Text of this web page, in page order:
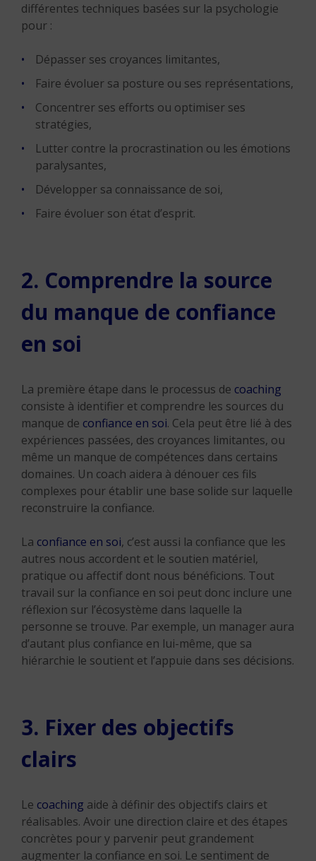
différentes techniques basées sur la psychologie
pour :
Dépasser ses croyances limitantes,
Faire évoluer sa posture ou ses représentations,
Concentrer ses efforts ou optimiser ses
stratégies,
Lutter contre la procrastination ou les émotions
paralysantes,
Développer sa connaissance de soi,
Faire évoluer son état d’esprit.
2. Comprendre la source
du manque de confiance
en soi
La première étape dans le processus de coaching
consiste à identifier et comprendre les sources du
manque de confiance en soi. Cela peut être lié à des
expériences passées, des croyances limitantes, ou
même un manque de compétences dans certains
domaines. Un coach aidera à dénouer ces fils
complexes pour établir une base solide sur laquelle
reconstruire la confiance.
La confiance en soi, c’est aussi la confiance que les
autres nous accordent et le soutien matériel,
pratique ou affectif dont nous bénéficions. Tout
travail sur la confiance en soi peut donc inclure une
réflexion sur l’écosystème dans laquelle la
personne se trouve. Par exemple, un manager aura
d’autant plus confiance en lui-même, que sa
hiérarchie le soutient et l’appuie dans ses décisions.
3. Fixer des objectifs
clairs
Le coaching aide à définir des objectifs clairs et
réalisables. Avoir une direction claire et des étapes
concrètes pour y parvenir peut grandement
augmenter la confiance en soi. Le sentiment de